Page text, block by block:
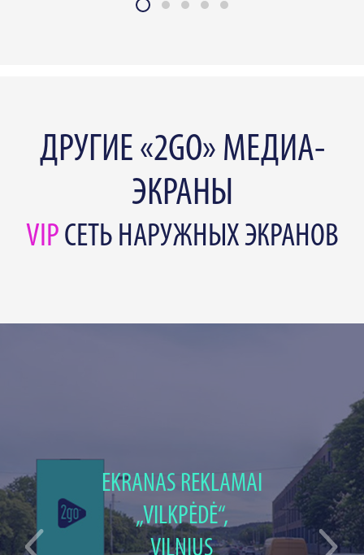
ДРУГИЕ «2GO» МЕДИА-
ЭКРАНЫ
VIP СЕТЬ НАРУЖНЫХ ЭКРАНОВ
EKRANAS REKLAMAI
„VILKPĖDĖ“,
VILNIUS